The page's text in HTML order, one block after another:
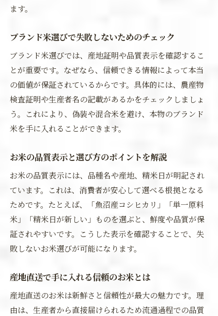
ます。
ブランド米選びで失敗しないためのチェック
ブランド米選びでは、産地証明や品質表示を確認するこ
とが重要です。なぜなら、信頼できる情報によって本当
の価値が保証されているからです。具体的には、農産物
検査証明や生産者名の記載があるかをチェックしましょ
う。これにより、偽装や混合米を避け、本物のブランド
米を手に入れることができます。
お米の品質表示と選び方のポイントを解説
お米の品質表示には、品種名や産地、精米日が明記され
ています。これは、消費者が安心して選べる根拠となる
ためです。たとえば、「魚沼産コシヒカリ」「単一原料
米」「精米日が新しい」ものを選ぶと、鮮度や品質が保
証されやすいです。こうした表示を確認することで、失
敗しないお米選びが可能になります。
産地直送で手に入れる信頼のお米とは
産地直送のお米は新鮮さと信頼性が最大の魅力です。理
由は、生産者から直接届けられるため流通過程での品質